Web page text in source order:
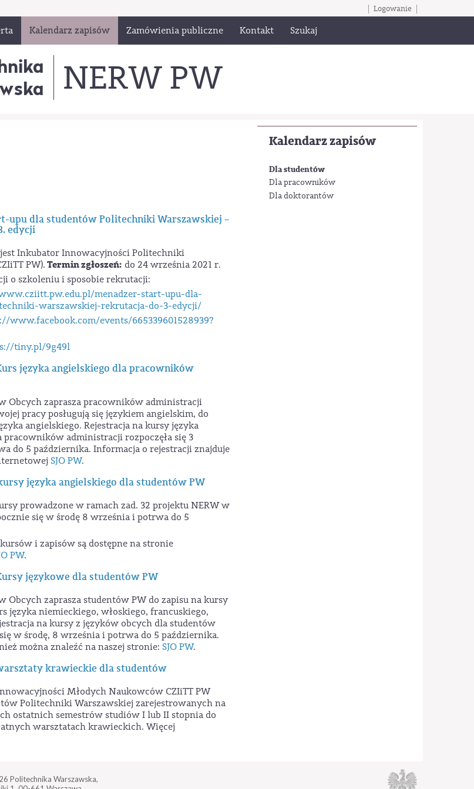
Logowanie
Kalendarz zapisów Zamówienia publiczne Kontakt Szukaj
NERW PW
Kalendarz zapisów
Dla studentów
Dla pracowników
Dla doktorantów
upu dla studentów Politechniki Warszawskiej –
edycji
Inkubator Innowacyjności Politechniki
PW). Termin zgłoszeń: do 24 września 2021 r.
o szkoleniu i sposobie rekrutacji:
menadzer-start-upu-dla-
warszawskiej-rekrutacja-do-3-edycji/
www.facebook.com/events/665339601528939?
tiny.pl/9g49l
języka angielskiego dla pracowników
Obcych zaprasza pracowników administracji
pracy posługują się językiem angielskim, do
angielskiego. Rejestracja na kursy języka
pracowników administracji rozpoczęła się 3
do 5 października. Informacja o rejestracji znajduje
SJO PW.
języka angielskiego dla studentów PW
prowadzone w ramach zad. 32 projektu NERW w
się w środę 8 września i potrwa do 5
i zapisów są dostępne na stronie
PW.
językowe dla studentów PW
Obcych zaprasza studentów PW do zapisu na kursy
języka niemieckiego, włoskiego, francuskiego,
na kursy z języków obcych dla studentów
w środę, 8 września i potrwa do 5 października.
można znaleźć na naszej stronie: SJO PW.
krawieckie dla studentów
Młodych Naukowców CZIiTT PW
Politechniki Warszawskiej zarejestrowanych na
ostatnich semestrów studiów I lub II stopnia do
warsztatach krawieckich. Więcej
Politechnika Warszawska,